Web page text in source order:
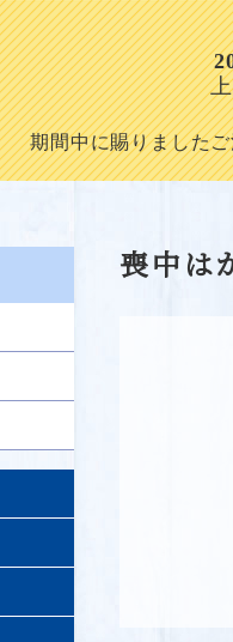
期間中に賜りました
喪中は